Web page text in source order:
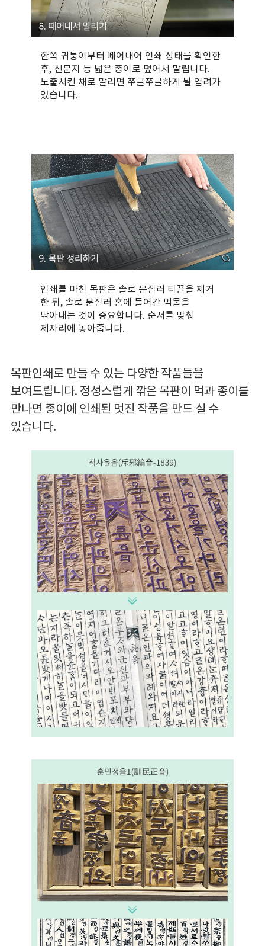
한쪽 귀퉁이부터 떼어내어 인쇄 상태를 확인한
후, 신문지 등 넓은 종이로 덮어서 말립니다.
노출시킨 채로 말리면 쭈글쭈글하게 될 염려가
있습니다.
인쇄를 마친 목판은 솔로 문질러 티끌을 제거
한 뒤, 솔로 문질러 홈에 들어간 먹물을
닦아내는 것이 중요합니다. 순서를 맞춰
제자리에 놓아줍니다.
목판인쇄로 만들 수 있는 다양한 작품들을
보여드립니다. 정성스럽게 깎은 목판이 먹과 종이를
만나면 종이에 인쇄된 멋진 작품을 만드 실 수
있습니다.